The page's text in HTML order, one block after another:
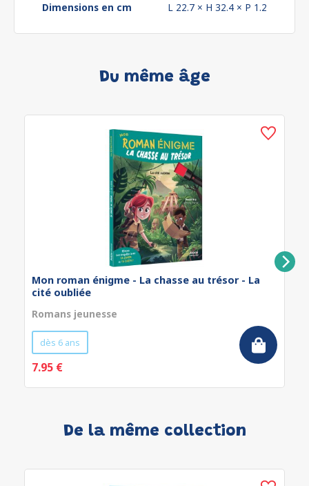
Dimensions en cm
L 22.7 × H 32.4 × P 1.2
Du même âge
Mon roman énigme - La chasse au trésor - La
cité oubliée
Romans jeunesse
dès 6 ans
7.95 €
De la même collection